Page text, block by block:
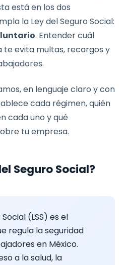
está en los dos
la Ley del Seguro Social:
. Entender cuál
te evita multas, recargos y
en lenguaje claro y con
cada régimen, quién
cada uno y qué
tu empresa.
Seguro Social?
(LSS) es el
regula la seguridad
en México.
a la salud, la